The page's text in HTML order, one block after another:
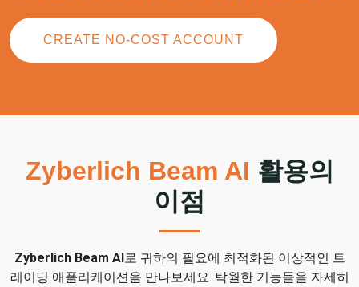
CREATE NO-COST ACCOUNT
Zyberlich Beam AI 활용의
이점
Zyberlich Beam AI로 귀하의 필요에 최적화된 이상적인 트
레이딩 애플리케이션을 만나보세요. 탁월한 기능들을 자세히